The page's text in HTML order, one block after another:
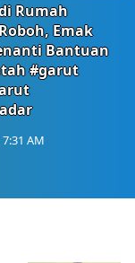
Rumah
Emak
Bantuan
#garut
7:31 AM